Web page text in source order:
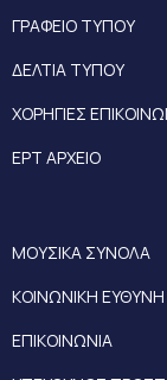
ΓΡΑΦΕΙΟ ΤΥΠΟΥ
ΔΕΛΤΙΑ ΤΥΠΟΥ
ΧΟΡΗΓΙΕΣ
ΕΡΤ ΑΡΧΕΙΟ
ΜΟΥΣΙΚΑ ΣΥΝΟΛΑ
ΚΟΙΝΩΝΙΚΗ ΕΥΘΥΝΗ
ΕΠΙΚΟΙΝΩΝΙΑ